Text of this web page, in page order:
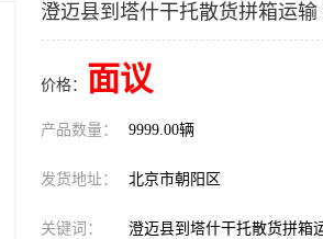
澄迈县到塔什干托散货拼箱运输
价格： 面议
产品数量： 9999.00辆
发货地址： 北京市朝阳区
关键词： 澄迈县到塔什干托散货拼箱